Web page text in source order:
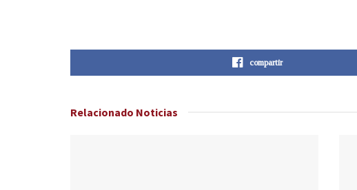
compartir
Relacionado Noticias